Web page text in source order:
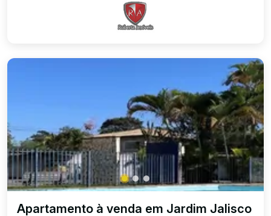
Apartamento à venda em Jardim Jalisco